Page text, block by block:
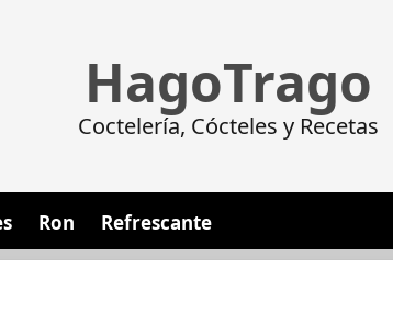
HagoTrago
Coctelería, Cócteles y Recetas
Ron Refrescante